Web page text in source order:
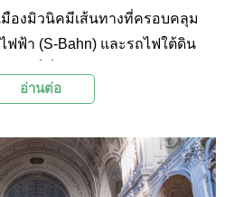
นนามว่าเป็นปราสาทแห่ง
ที่นี่จึงจัดเป็นอีกหนึ่งแลนด์มาร์
โด่งดัง ซึ่งนักท่องเที่ยวแทบทุก
นิคมักจะต้องแวะมาเที่ยวชม
องมิวนิคมีเส้นทางที่ครอบคลุม
ฟฟ้า (S-Bahn) และรถไฟใต้ดิน
ยังมีรถราง (tram) และรถประจำ
อ่านต่อ